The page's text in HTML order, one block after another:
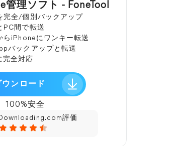
管理ソフト - FoneTool
完全/個別バックアップ
PC間で転送
らiPhoneにワンキー転送
バックアップと転送
完全対応
ンロード
100%安全
評価